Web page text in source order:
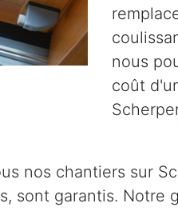
nous
coût
nos chantiers sur
sont garantis.